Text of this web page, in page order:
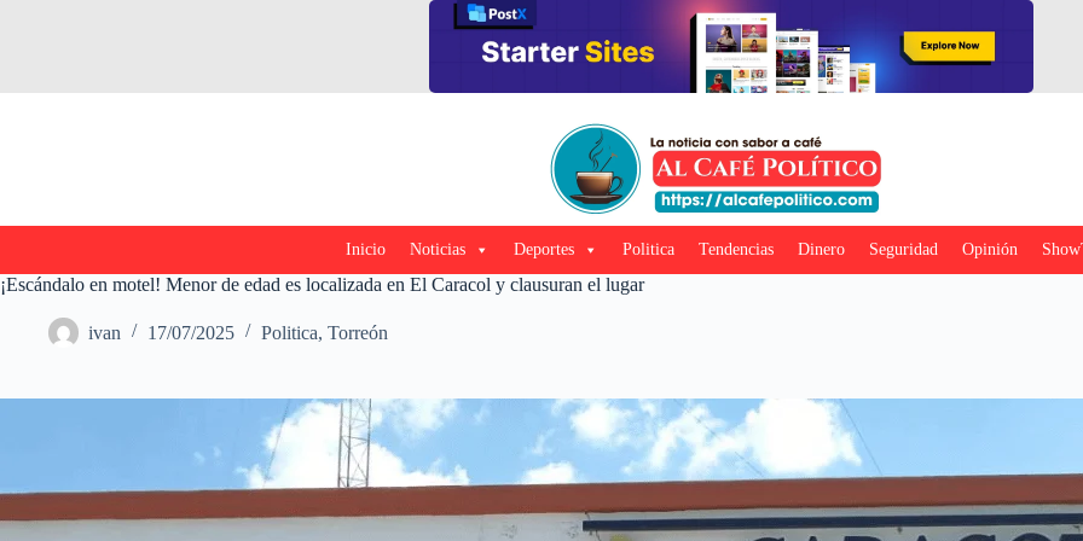
Inicio Noticias Deportes Politica Tendencias Dinero Seguridad Opinión
¡Escándalo en motel! Menor de edad es localizada en El Caracol y clausuran el lugar
ivan 17/07/2025 Politica, Torreón